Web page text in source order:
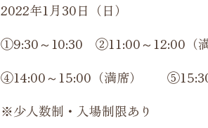
2022年1月30日（日）
①9:30～10:30 ②11:00～12:00（
④14:00～15:00（満席）
※少人数制・入場制限あり